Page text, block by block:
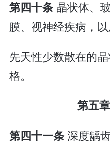
第四十条 晶状体、
膜、视神经疾病，以
先天性少数散在的
格。
第五
第四十一条深度龋